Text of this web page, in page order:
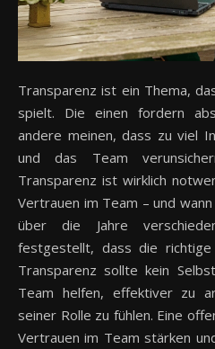
Transparenz ist ein Thema, das in jedem Team eine Rolle
spielt. Die einen fordern
andere meinen, dass zu viel
und das Team
Transparenz ist wirklich
Vertrauen im Team – und
über die Jahre
festgestellt, dass die richtige
Transparenz sollte kein
Team helfen, effektiver zu
seiner Rolle zu fühlen. Eine
Vertrauen im Team stärken